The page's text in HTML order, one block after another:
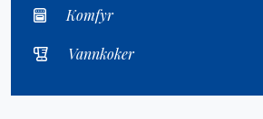
Komfyr
Vannkoker